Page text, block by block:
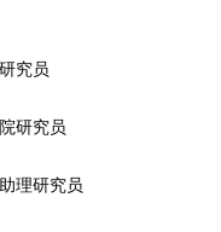
究员
研究员
理研究员